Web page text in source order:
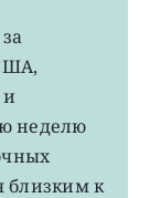
первичных
за
безработице
в
неделю
близким к